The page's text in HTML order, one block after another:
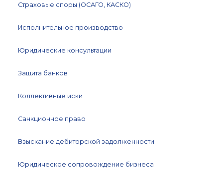
Страховые споры (ОСАГО, КАСКО)
Исполнительное производство
Юридические консультации
Защита банков
Коллективные иски
Санкционное право
Взыскание дебиторской задолженности
Юридическое сопровождение бизнеса